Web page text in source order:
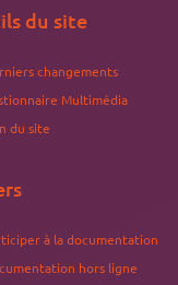
:
au dépôt SVN
, avec des
créés pour
du site
changements
Multimédia
du site
à la documentation
hors ligne